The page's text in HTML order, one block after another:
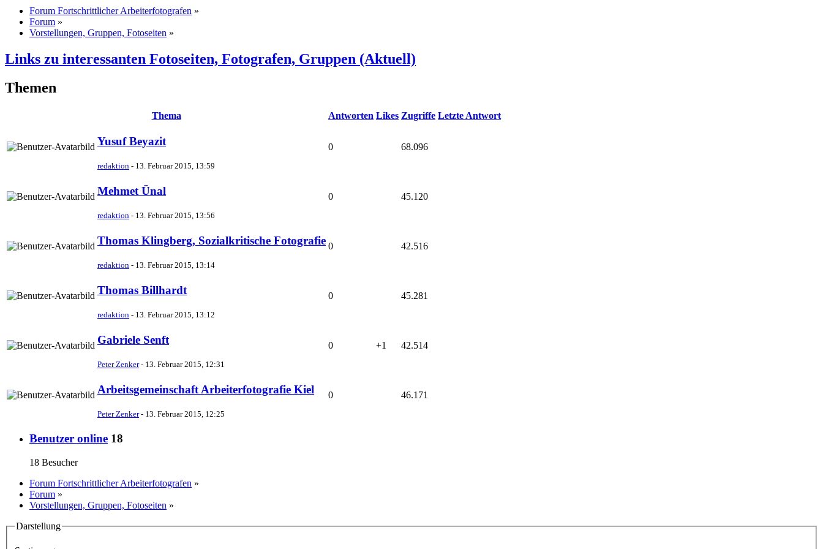
Forum Fortschrittlicher Arbeiterfotografen »
Forum »
Vorstellungen, Gruppen, Fotoseiten »
Links zu interessanten Fotoseiten, Fotografen, Gruppen (Aktuell)
Themen
Thema Antworten Likes Zugriffe Letzte Antwort
Yusuf Beyazit
redaktion - 13. Februar 2015, 13:59
0 68.096
Mehmet Ünal
redaktion - 13. Februar 2015, 13:56
0 45.120
Thomas Klingberg, Sozialkritische Fotografie
redaktion - 13. Februar 2015, 13:14
0 42.516
Thomas Billhardt
redaktion - 13. Februar 2015, 13:12
0 45.281
Gabriele Senft
Peter Zenker- 13. Februar 2015, 12:31
0 +1 42.514
Arbeitsgemeinschaft Arbeiterfotografie Kiel
Peter Zenker- 13. Februar 2015, 12:25
0 46.171
Benutzer online 18
18 Besucher
Forum Fortschrittlicher Arbeiterfotografen »
Forum »
Vorstellungen, Gruppen, Fotoseiten »
Darstellung